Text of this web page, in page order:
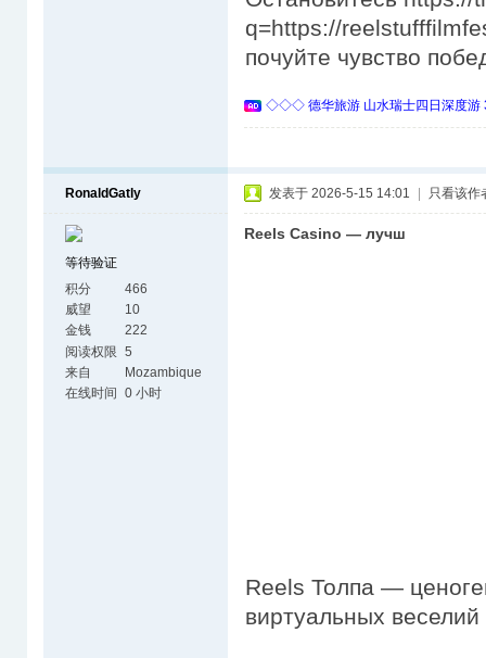
q=https://
почуйте чувство
◇◇◇ 德华旅游 山水瑞士四日深度
RonaldGatly
等待验证
积分
466
威望
10
金钱
222
阅读权限 5
来自
Mozambique
在线时间
0 小时
发表于 2026-5-15 14:01 只看该作
Reels Casino — лучш
Reels Толпа —
виртуальных веселий